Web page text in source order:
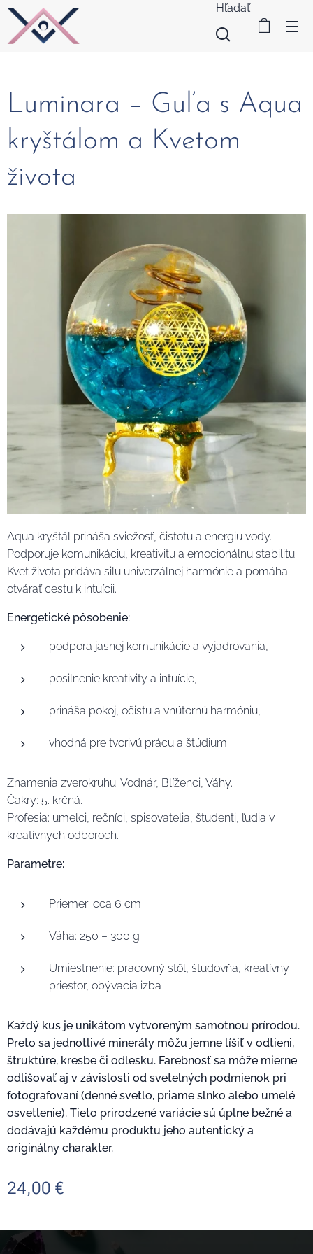
Hľadať
Luminara – Guľa s Aqua
kryštálom a Kvetom
života
Aqua kryštál prináša sviežosť, čistotu a energiu vody.
Podporuje komunikáciu, kreativitu a emocionálnu stabilitu.
Kvet života pridáva silu univerzálnej harmónie a pomáha
otvárať cestu k intuícii.
Energetické pôsobenie:
podpora jasnej komunikácie a vyjadrovania,
posilnenie kreativity a intuície,
prináša pokoj, očistu a vnútornú harmóniu,
vhodná pre tvorivú prácu a štúdium.
Znamenia zverokruhu: Vodnár, Blíženci, Váhy.
Čakry: 5. krčná.
Profesia: umelci, rečníci, spisovatelia, študenti, ľudia v
kreatívnych odboroch.
Parametre:
Priemer: cca 6 cm
Váha: 250 – 300 g
Umiestnenie: pracovný stôl, študovňa, kreatívny
priestor, obývacia izba
Každý kus je unikátom vytvoreným samotnou prírodou.
Preto sa jednotlivé minerály môžu jemne líšiť v odtieni,
štruktúre, kresbe či odlesku. Farebnosť sa môže mierne
odlišovať aj v závislosti od svetelných podmienok pri
fotografovaní (denné svetlo, priame slnko alebo umelé
osvetlenie). Tieto prirodzené variácie sú úplne bežné a
dodávajú každému produktu jeho autentický a
originálny charakter.
24,00 €